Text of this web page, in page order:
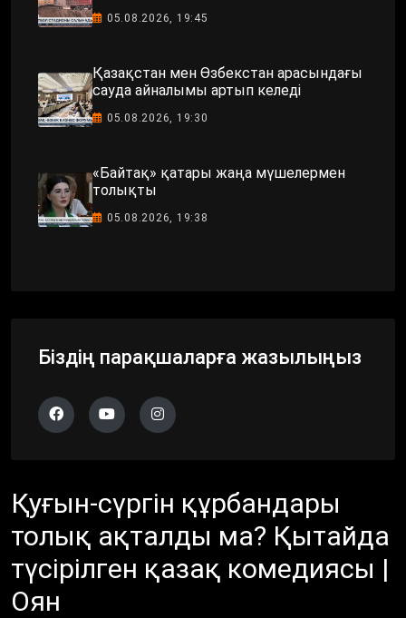
05.08.2026, 19:45
Қазақстан мен Өзбекстан арасындағы
сауда айналымы артып келеді
05.08.2026, 19:30
«Байтақ» қатары жаңа мүшелермен
толықты
05.08.2026, 19:38
Біздің парақшаларға жазылыңыз
Қуғын-сүргін құрбандары
толық ақталды ма? Қытайда
түсірілген қазақ комедиясы |
Оян